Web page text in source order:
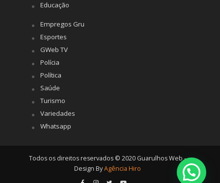
Educação
Empregos Gru
Esportes
GWeb TV
Polícia
Política
Saúde
Turismo
Variedades
Whatsapp
Todos os direitos reservados © 2020 Guarulhos Web -
Design ByAgência Hiro